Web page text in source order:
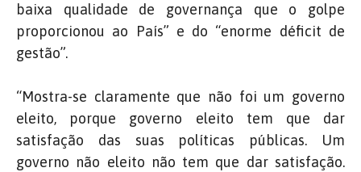
baixa qualidade de governança que o golpe
proporcionou ao País” e do “enorme déficit de
gestão”.
“Mostra-se claramente que não foi um governo
eleito, porque governo eleito tem que dar
satisfação das suas políticas públicas. Um
governo não eleito não tem que dar satisfação.